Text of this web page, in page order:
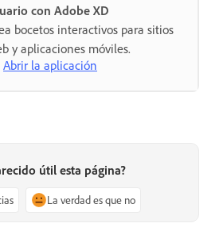
con Adobe XD
bocetos interactivos para sitios
y aplicaciones móviles.
Abrir la aplicación
útil esta página?
La verdad es que no